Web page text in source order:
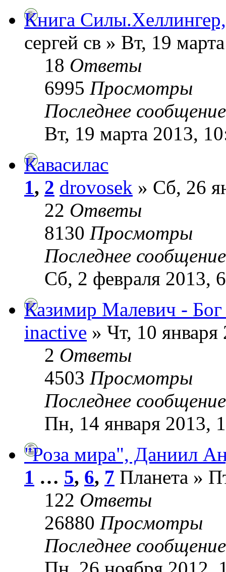
Книга
сергей св » Вт, 19
18 Ответы
6995 Просмотры
Последнее
Вт, 19 марта 2013,
Кавасилас
1, 2 drovosek » Сб, 26
22 Ответы
8130 Просмотры
Последнее
Сб, 2 февраля 2013,
Казимир Малевич - Бог
inactive » Чт, 10
2 Ответы
4503 Просмотры
Последнее
Пн, 14 января 2013,
"Роза мира", Даниил
1 … 5, 6, 7 Планета »
122 Ответы
26880 Просмотры
Последнее